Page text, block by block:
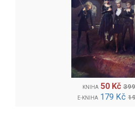
KNIHA 50 Kč
E-KNIHA 179 Kč